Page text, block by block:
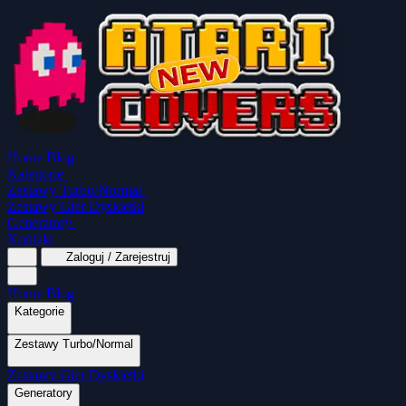
Home Blog
Kategorie
Zestawy Turbo/Normal
Zestawy Gier Dyskietki
Generatory
Kontakt
Zaloguj / Zarejestruj
Home Blog
Kategorie
Wszystkie kategorie
Zestawy Turbo/Normal
MapaSoft Turbo ROM SparkTurbo 2000
Mina Grubcio Normal
Zestawy Gier Dyskietki
Generatory